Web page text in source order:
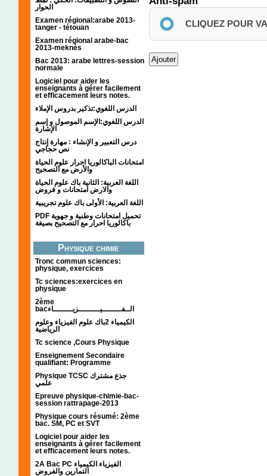
الحوار
Examen régional:arabe 2013-
tanger - tétouan
Examen régional arabe-bac
2013-meknès
Bac 2013: arabe lettres-session
normale
Logiciel pour aider les
enseignants à gérer facilement
et efficacement leurs notes.
الدرس اللغوي:تذكير بدروس الإملاء
الدرس اللغوي:الإسم الموصول و إسم
الإشارة
درس التعبير و الإنشاء : مهارة إنتاج
نص حجاجي
امتحانات الباكالوريا احرار علوم الحياة
والأرض مع التصحيح
اللغة العربية: الثانية باك علوم الحياة
والارض امتحانات و فروض
اللغة العربية: الأولى باك علوم تجريبية
PDF تحميل امتحانات وطنية و جهوية
باكالوريا احرار مع التصحيح بصيغة
Physique chimie
Tronc commun sciences:
physique, exercices
Tc sciences:exercices en
physique
2ème
bacالــفــــــــيـــــــــزيــــــــاء
الكيمياء 2باك علوم الفيزياء وعلوم
الرياضية
Tc science ,Cours Physique
Enseignement Secondaire
qualifiant: Programme
Physique TCSC جذع مشترك
علمي
Epreuve physique-chimie-bac-
session rattrapage-2013
Physique cours résumé: 2ème
bac. SM, PC et SVT
Logiciel pour aider les
enseignants à gérer facilement
et efficacement leurs notes.
2A Bac PC الفيزياء الكيمياء
التمارين والفروض
CLIQUEZ POUR